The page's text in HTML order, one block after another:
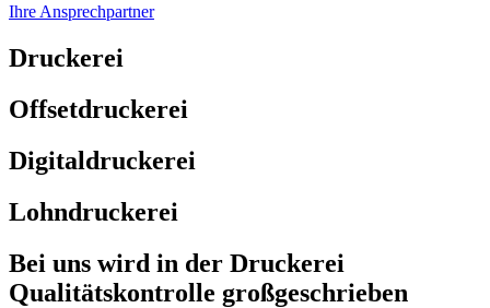
Ihre Ansprechpartner
Druckerei
Offsetdruckerei
Digitaldruckerei
Lohndruckerei
Bei uns wird in der Druckerei
Qualitätskontrolle großgeschrieben